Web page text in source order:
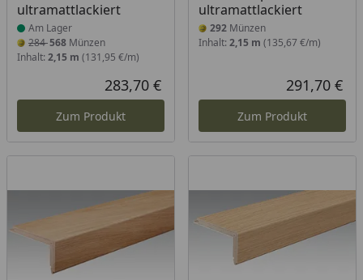
ultramattlackiert
Am Lager
284568 Münzen
Inhalt: 2,15 m (131,95 €/m)
Aktueller Preis
283,70 €
Zum Produkt
ultramattlackiert
292Münzen
Inhalt: 2,15 m (135,67 €/m)
291,70 €
Zum Produkt